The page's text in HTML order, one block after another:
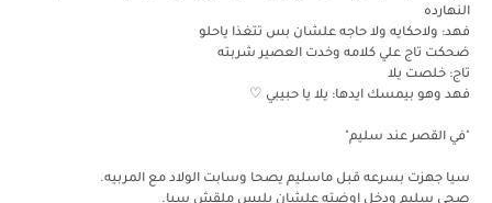
النهارده
فهد: ولاحكايه ولا حاجه علشان بس تتغذا ياحلو
ضحكت تاج علي كلامه وخدت العصير شربته
تاج: خلصت يلا
فهد وهو بيمسك ايدها: يلا يا حبيبي ♡
"في القصر عند سليم"
سيا جهزت بسرعه قبل ماسليم يصحا وسابت الولاد مع المربيه.